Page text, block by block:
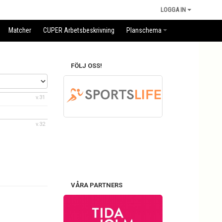
LOGGA IN
Matcher CUPER Arbetsbeskrivning Planschema
v.31
v.32
FÖLJ OSS!
VÅRA PARTNERS